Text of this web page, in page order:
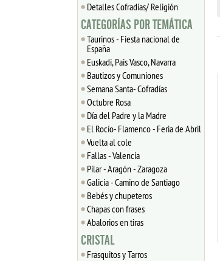
Detalles Cofradias/ Religión
CATEGORÍAS POR TEMÁTICA
Taurinos - Fiesta nacional de
España
Euskadi, Pais Vasco, Navarra
Bautizos y Comuniones
Semana Santa- Cofradías
Octubre Rosa
Día del Padre y la Madre
El Rocío- Flamenco - Feria de Abril
Vuelta al cole
Fallas - Valencia
Pilar - Aragón - Zaragoza
Galicia - Camino de Santiago
Bebés y chupeteros
Chapas con frases
Abalorios en tiras
CRISTAL
Frasquitos y Tarros
ABALORIO CRISTAL
COMPATIBLE PANDORA
14x14x10mm ref: 079
0.88